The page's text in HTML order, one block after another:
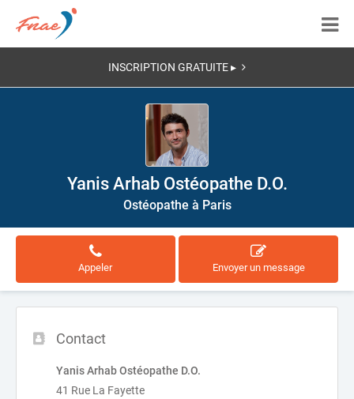
INSCRIPTION GRATUITE ▸
Yanis Arhab Ostéopathe D.O.
Ostéopathe à Paris
Appeler Envoyer un message
Contact
Yanis Arhab Ostéopathe D.O.
41 Rue La Fayette